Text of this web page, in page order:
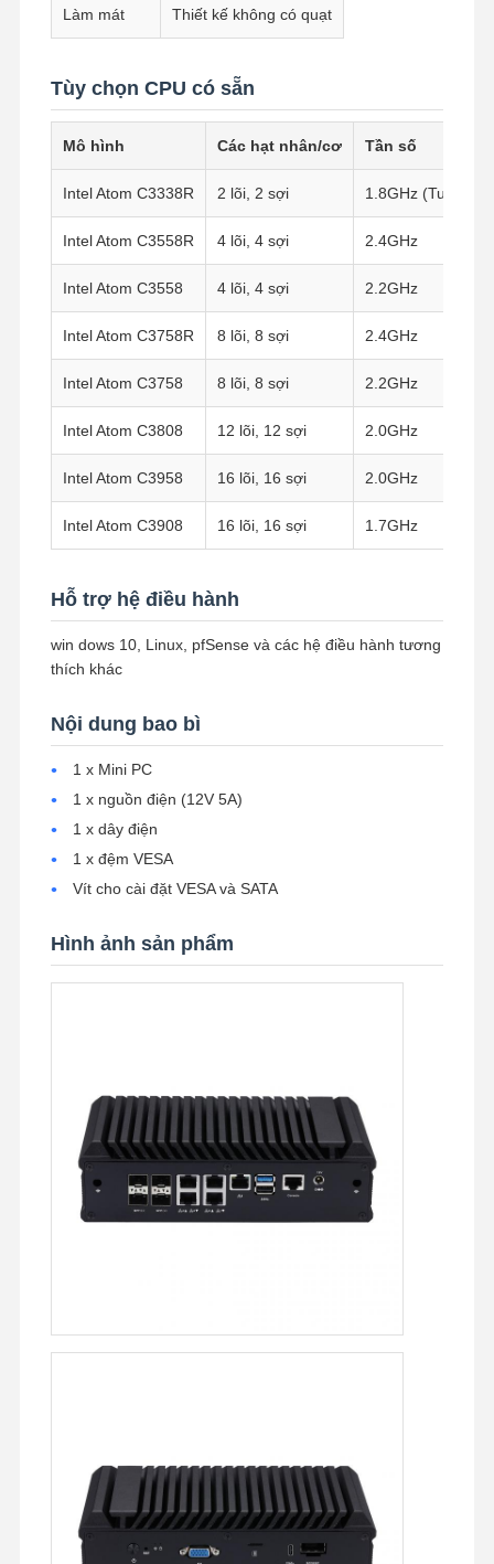
Làm mát Thiết kế không có quạt
Tùy chọn CPU có sẵn
Mô hình Các hạt nhân/cơ Tần số
Intel Atom C3338R 2 lõi, 2 sợi 1.8GHz (Turbo
Intel Atom C3558R 4 lõi, 4 sợi 2.4GHz
Intel Atom C3558 4 lõi, 4 sợi 2.2GHz
Intel Atom C3758R 8 lõi, 8 sợi 2.4GHz
Intel Atom C3758 8 lõi, 8 sợi 2.2GHz
Intel Atom C3808 12 lõi, 12 sợi 2.0GHz
Intel Atom C3958 16 lõi, 16 sợi 2.0GHz
Intel Atom C3908 16 lõi, 16 sợi 1.7GHz
Hỗ trợ hệ điều hành
win dows 10, Linux, pfSense và các hệ điều hành tương
thích khác
Nội dung bao bì
1 x Mini PC
1 x nguồn điện (12V 5A)
1 x dây điện
1 x đệm VESA
Vít cho cài đặt VESA và SATA
Hình ảnh sản phẩm